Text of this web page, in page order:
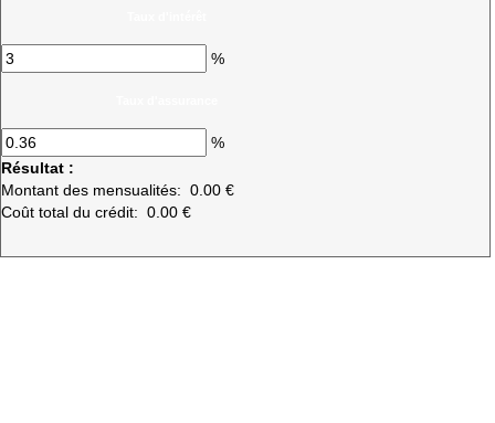
%
%
Résultat :
Montant des mensualités: 0.00 €
Coût total du crédit: 0.00 €